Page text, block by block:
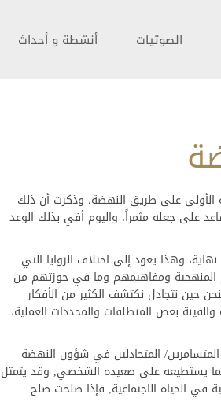
الصوتيات أنشطة و أحداث
الأولى على طريق النهضة، وذكرت أن ذلك
على جعله مثمراً، واليوم أفي بذلك الوعد
وهذا يعود إلى اختلاف الزوايا التي
المنهجية ومفاهيمهم وما في حوزتهم من
حين نتجادل نكتشف الكثير من الأفكار
بعض المنطلقات والمحددات العملية،
المتجادلين في شؤون النهضة
بما يستطيعه على صعيده الشخصي, وقد يتمثل
في الحياة الاجتماعية, فإذا صلحت صلح